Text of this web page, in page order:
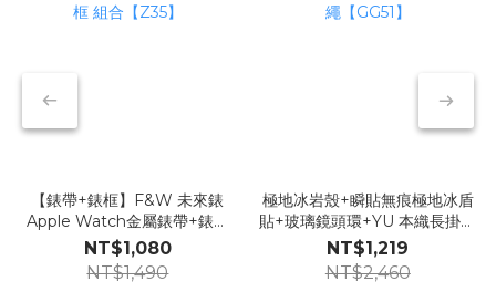
【錶帶+錶框】F&W 未來錶
Apple Watch金屬錶帶+錶框
組合【Z35】
NT$1,080
NT$1,490
極地冰岩殼+瞬貼無痕極地冰盾
貼+玻璃鏡頭環+YU 本織長掛繩
【GG51】
NT$1,219
NT$2,460